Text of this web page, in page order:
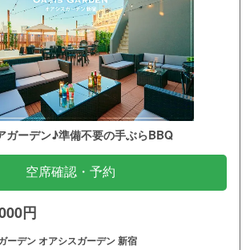
ガーデン♪準備不要の手ぶらBBQ
空席確認・予約
円
ーデン オアシスガーデン 新宿